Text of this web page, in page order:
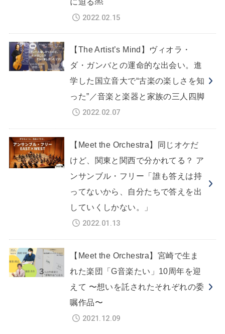
2022.02.15
【The Artist’s Mind】ヴィオラ・
ダ・ガンバとの運命的な出会い。進
学した国立音大で“古楽の楽しさを知
った”／音楽と楽器と家族の三人四脚
2022.02.07
【Meet the Orchestra】同じオケだ
けど、関東と関西で分かれてる？ ア
ンサンブル・フリー「誰も答えは持
ってないから、自分たちで答えを出
していくしかない。」
2022.01.13
【Meet the Orchestra】宮崎で生ま
れた楽団「G音楽たい」10周年を迎
えて 〜想いを託されたそれぞれの委
嘱作品〜
2021.12.09